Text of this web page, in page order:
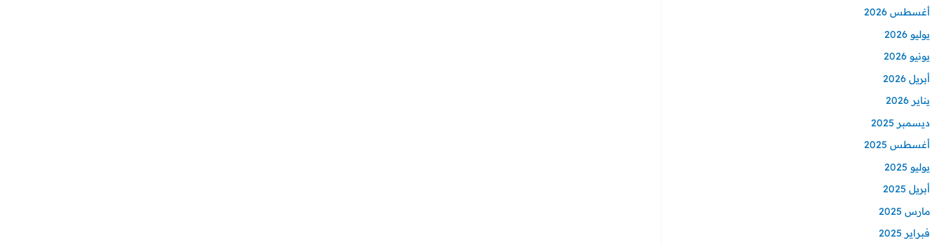
أغسطس 2026
يوليو 2026
يونيو 2026
أبريل 2026
يناير 2026
ديسمبر 2025
أغسطس 2025
يوليو 2025
أبريل 2025
مارس 2025
فبراير 2025